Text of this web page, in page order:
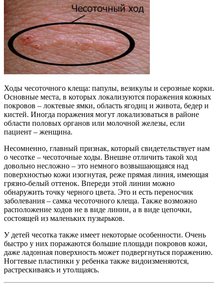
Ходы чесоточного клеща: папулы, везикулы и серозные корки.
Основные места, в которых локализуются поражения кожных
покровов – локтевые ямки, область ягодиц и живота, бедер и
кистей. Иногда поражения могут локализоваться в районе
области половых органов или молочной железы, если
пациент – женщина.
Несомненно, главный признак, который свидетельствует нам
о чесотке – чесоточные ходы. Внешне отличить такой ход
довольно несложно – это немного возвышающаяся над
поверхностью кожи изогнутая, реже прямая линия, имеющая
грязно-белый оттенок. Впереди этой линии можно
обнаружить точку черного цвета. Это и есть переносчик
заболевания – самка чесоточного клеща. Также возможно
расположение ходов не в виде линии, а в виде цепочки,
состоящей из маленьких пузырьков.
У детей чесотка также имеет некоторые особенности. Очень
быстро у них поражаются большие площади покровов кожи,
даже ладонная поверхность может подвергнуться поражению.
Ногтевые пластинки у ребенка также видоизменяются,
растрескиваясь и утолщаясь.